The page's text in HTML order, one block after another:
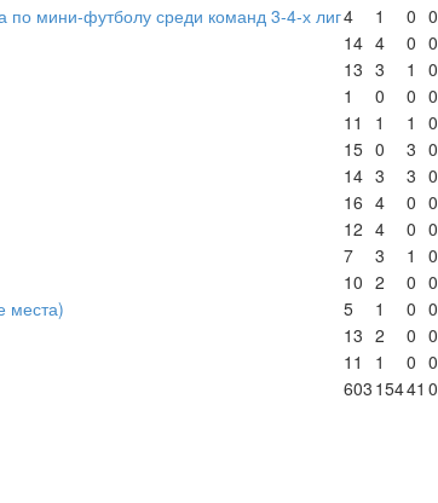
по мини-футболу среди команд 3-4-х лиг4 1 0 0
14 4 0 0
13 3 1
0
1 0 0 0
11 1 1
0
15 0 3 0
14 3 3 0
16 4 0 0
12 4 0 0
7 3 1
0
10 2 0 0
места) 5 1 0 0
13 2 0 0
11 1 0 0
603 15441 0